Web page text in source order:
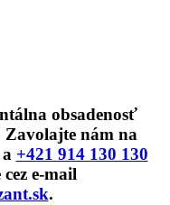
obsadenosť
Zavolajte nám na
+421 914 130 130
e-mail
.